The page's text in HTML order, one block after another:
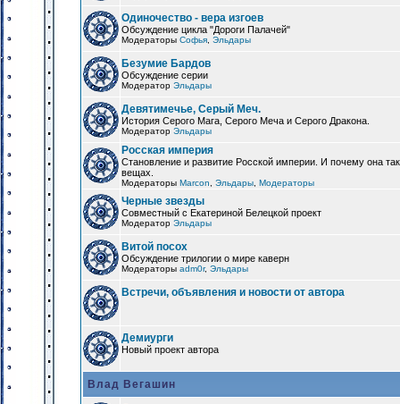
Одиночество - вера изгоев
Обсуждение цикла "Дороги Палачей"
Модераторы Софья Эльдары
Безумие Бардов
Обсуждение серии
Модератор Эльдары
Девятимечье, Серый Меч.
История Серого Мага, Серого Меча и Серого Дракона.
Модератор Эльдары
Росская империя
Становление и развитие Росской империи. И почему она
вещах.
Модераторы Marcon Эльдары Модераторы
Черные звезды
Совместный с Екатериной Белецкой проект
Модератор Эльдары
Витой посох
Обсуждение трилогии о мире каверн
Модераторы adm0r, Эльдары
Встречи, объявления и новости от автора
Демиурги
Новый проект автора
Влад Вегашин